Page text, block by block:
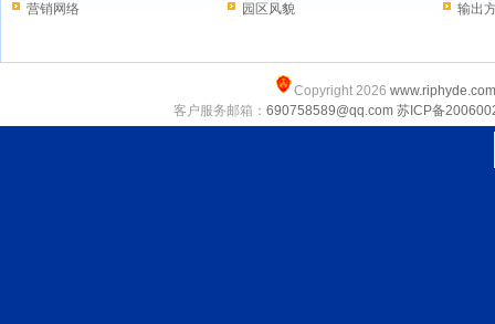
营销网络
园区风貌
输出
Copyright 2026 www.riphyde.com
客户服务邮箱： 690758589@qq.com 苏ICP备